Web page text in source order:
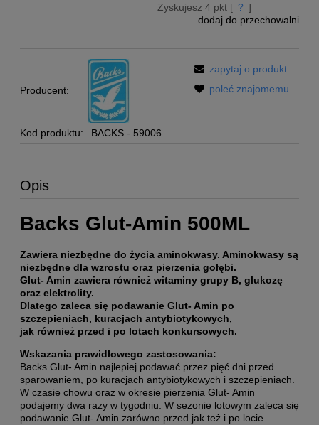
Zyskujesz4 pkt [ ? ]
dodaj do przechowalni
Producent:
Kod produktu: BACKS - 59006
zapytaj o produkt
poleć znajomemu
Opis
Backs Glut-Amin 500ML
Zawiera niezbędne do życia aminokwasy. Aminokwasy są
niezbędne dla wzrostu oraz pierzenia gołębi.
Glut- Amin zawiera również witaminy grupy B, glukozę
oraz elektrolity.
Dlatego zaleca się podawanie Glut- Amin po
szczepieniach, kuracjach antybiotykowych,
jak również przed i po lotach konkursowych.
Wskazania prawidłowego zastosowania:
Backs Glut- Amin najlepiej podawać przez pięć dni przed
sparowaniem, po kuracjach antybiotykowych i szczepieniach.
W czasie chowu oraz w okresie pierzenia Glut- Amin
podajemy dwa razy w tygodniu. W sezonie lotowym zaleca się
podawanie Glut- Amin zarówno przed jak też i po locie.